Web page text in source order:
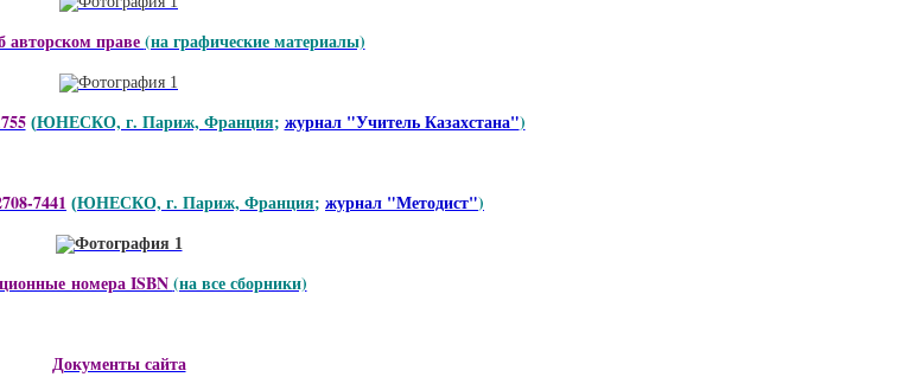
авторском праве(на графические материалы)
(ЮНЕСКО, г. Париж, Франция; журнал "Учитель Казахстана")
7441 (ЮНЕСКО, г. Париж, Франция; журнал "Методист")
номера ISBN(на все сборники)
Документы сайта